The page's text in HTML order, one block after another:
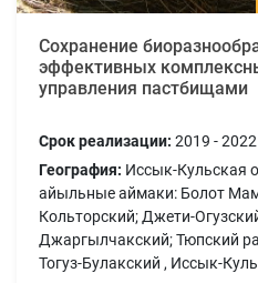
Сохранение
эффективных
управления пастбищами
Срок реализации: 2019 - 2022
География: Иссык-Кульская
айыльные аймаки: Болот
Кольторский; Джети-
Джаргылчакский; Тюпский
Тогуз-Булакский , Иссык-